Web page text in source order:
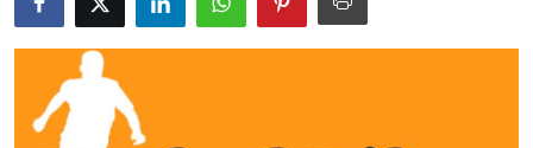
About
News Network